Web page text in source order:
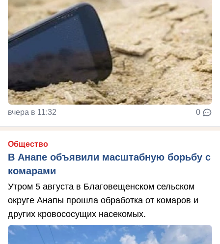
вчера в 11:32 0
Общество
В Анапе объявили масштабную борьбу с
комарами
Утром 5 августа в Благовещенском сельском
округе Анапы прошла обработка от комаров и
других кровососущих насекомых.